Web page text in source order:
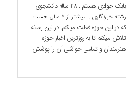
بابک جوادی هستم . 28 ساله دانشجوی
رشته خبرنگاری ... بیشتر از 5 سال هست
که در این حوزه فعالت میکنم. در این رسانه
تلاش میکنم تا به روزترین اخبار حوزه
هنرمندان و تمامی حواشی آن را پوشش